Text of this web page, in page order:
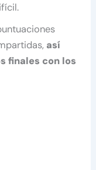
así
finales con los